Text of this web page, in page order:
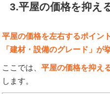
3.平屋の価格を抑え
平屋の価格を左右するポイン
「建材・設備のグレード」が
ここでは、 平屋の価格を抑え
します。